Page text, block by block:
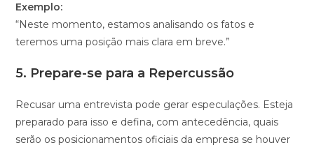
Exemplo:
“Neste momento, estamos analisando os fatos e
teremos uma posição mais clara em breve.”
5. Prepare-se para a Repercussão
Recusar uma entrevista pode gerar especulações. Esteja
preparado para isso e defina, com antecedência, quais
serão os posicionamentos oficiais da empresa se houver